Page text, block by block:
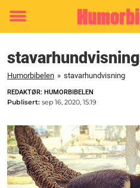
Toggle
stavarhundvisning
Humorbibelen » stavarhundvisning
REDAKTØR: HUMORBIBELEN
Publisert: sep 16, 2020, 15:19